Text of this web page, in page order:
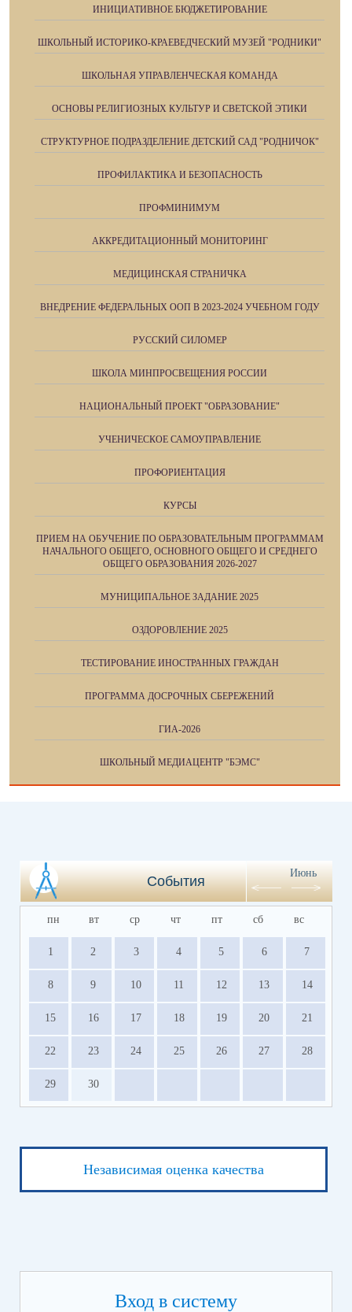
ИНИЦИАТИВНОЕ БЮДЖЕТИРОВАНИЕ
ШКОЛЬНЫЙ ИСТОРИКО-КРАЕВЕДЧЕСКИЙ МУЗЕЙ "РОДНИКИ"
ШКОЛЬНАЯ УПРАВЛЕНЧЕСКАЯ КОМАНДА
ОСНОВЫ РЕЛИГИОЗНЫХ КУЛЬТУР И СВЕТСКОЙ ЭТИКИ
СТРУКТУРНОЕ ПОДРАЗДЕЛЕНИЕ ДЕТСКИЙ САД "РОДНИЧОК"
ПРОФИЛАКТИКА И БЕЗОПАСНОСТЬ
ПРОФМИНИМУМ
АККРЕДИТАЦИОННЫЙ МОНИТОРИНГ
МЕДИЦИНСКАЯ СТРАНИЧКА
ВНЕДРЕНИЕ ФЕДЕРАЛЬНЫХ ООП В 2023-2024 УЧЕБНОМ ГОДУ
РУССКИЙ СИЛОМЕР
ШКОЛА МИНПРОСВЕЩЕНИЯ РОССИИ
НАЦИОНАЛЬНЫЙ ПРОЕКТ "ОБРАЗОВАНИЕ"
УЧЕНИЧЕСКОЕ САМОУПРАВЛЕНИЕ
ПРОФОРИЕНТАЦИЯ
КУРСЫ
ПРИЕМ НА ОБУЧЕНИЕ ПО ОБРАЗОВАТЕЛЬНЫМ ПРОГРАММАМ
НАЧАЛЬНОГО ОБЩЕГО, ОСНОВНОГО ОБЩЕГО И СРЕДНЕГО
ОБЩЕГО ОБРАЗОВАНИЯ 2026-2027
МУНИЦИПАЛЬНОЕ ЗАДАНИЕ 2025
ОЗДОРОВЛЕНИЕ 2025
ТЕСТИРОВАНИЕ ИНОСТРАННЫХ ГРАЖДАН
ПРОГРАММА ДОСРОЧНЫХ СБЕРЕЖЕНИЙ
ГИА-2026
ШКОЛЬНЫЙ МЕДИАЦЕНТР "БЭМС"
События
Июнь
пн вт ср чт пт сб вс
1 2 3 4 5 6 7
8 9 10 11 12 13 14
15 16 17 18 19 20 21
22 23 24 25 26 27 28
29 30
Независимая оценка качества
Вход в систему